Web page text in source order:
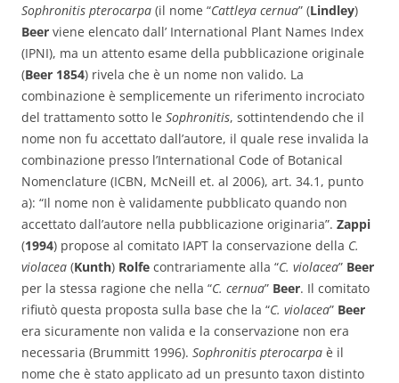
Sophronitis pterocarpa (il nome “Cattleya cernua” (Lindley)
Beer viene elencato dall’ International Plant Names Index
(IPNI), ma un attento esame della pubblicazione originale
(Beer 1854) rivela che è un nome non valido. La
combinazione è semplicemente un riferimento incrociato
del trattamento sotto le Sophronitis, sottintendendo che il
nome non fu accettato dall’autore, il quale rese invalida la
combinazione presso l’International Code of Botanical
Nomenclature (ICBN, McNeill et. al 2006), art. 34.1, punto
a): “Il nome non è validamente pubblicato quando non
accettato dall’autore nella pubblicazione originaria”. Zappi
(1994) propose al comitato IAPT la conservazione della C.
violacea (Kunth) Rolfe contrariamente alla “C. violacea” Beer
per la stessa ragione che nella “C. cernua” Beer. Il comitato
rifiutò questa proposta sulla base che la “C. violacea” Beer
era sicuramente non valida e la conservazione non era
necessaria (Brummitt 1996). Sophronitis pterocarpa è il
nome che è stato applicato ad un presunto taxon distinto